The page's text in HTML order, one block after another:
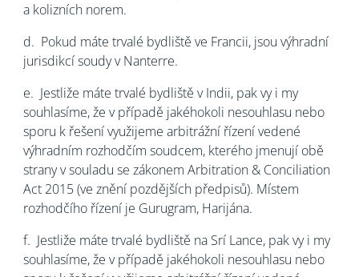
a kolizních norem.
d. Pokud máte trvalé bydliště ve Francii, jsou výhradní
jurisdikcí soudy v Nanterre.
e. Jestliže máte trvalé bydliště v Indii, pak vy i my
souhlasíme, že v případě jakéhokoli nesouhlasu nebo
sporu k řešení využijeme arbitrážní řízení vedené
výhradním rozhodčím soudcem, kterého jmenují obě
strany v souladu se zákonem Arbitration & Conciliation
Act 2015 (ve znění pozdějších předpisů). Místem
rozhodčího řízení je Gurugram, Harijána.
f. Jestliže máte trvalé bydliště na Srí Lance, pak vy i my
souhlasíme, že v případě jakéhokoli nesouhlasu nebo